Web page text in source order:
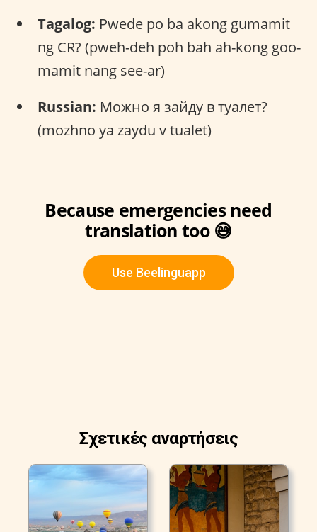
Tagalog: Pwede po ba akong gumamit
ng CR? (pweh-deh poh bah ah-kong goo-
mamit nang see-ar)
Russian: Можно я зайду в туалет?
(mozhno ya zaydu v tualet)
Because emergencies need
translation too 😅
Use Beelinguapp
Σχετικές αναρτήσεις